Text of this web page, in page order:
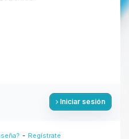
Iniciar sesión
- Regístrate